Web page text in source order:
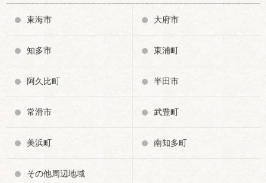
東海市 大府市
知多市 東浦町
阿久比町 半田市
常滑市 武豊町
美浜町 南知多町
その他周辺地域